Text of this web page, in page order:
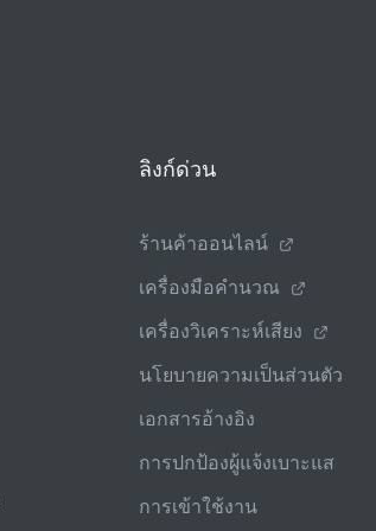
ลิงก์ด่วน
ร้านค้าออนไลน์
เครื่องมือคํานวณ
เครื่องวิเคราะห์เสียง
นโยบายความเป็นส่วนตัว
เอกสารอ้างอิง
การปกป้องผู้แจ้งเบาะแส
การเข้าใช้งาน